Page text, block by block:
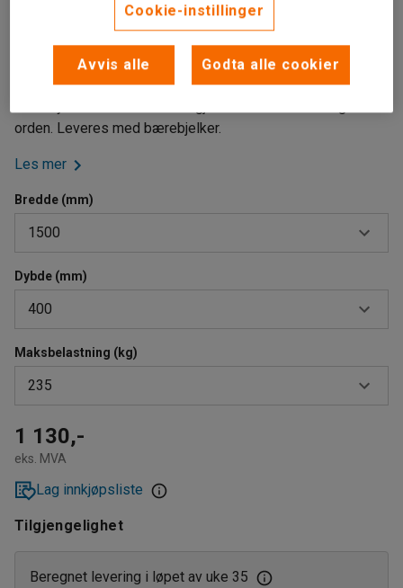
Galvanisert stål
Kapasitet på opptil 270 kg
orden. Leveres med bærebjelker.
Les mer
Bredde (mm)
1500
900
1200
1500
1800
Dybde (mm)
400
400
500
600
800
Maksbelastning (kg)
235
180
200
210
235
240
1 130,-
eks. MVA
Lag innkjøpsliste
Tilgjengelighet
Beregnet levering i løpet av uke 35
Cookie-instillinger
Avvis alle Godta alle cookier